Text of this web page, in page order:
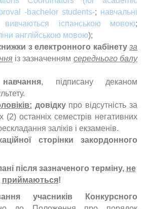
-bachelor students-; навчальні
вивчаються іспанською мовою;
англійською мовою);
з електронного кабінету за
із зазначенням середнього балу
, підписану деканом
довідку про відсутність за
(2) останніх семестрів негативних
заліків і екзаменів.
сторінки закордонного
після зазначеного терміну, не
приймаються!
учасників Конкурсного